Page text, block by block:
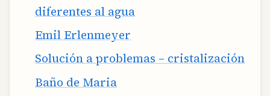
diferentes al agua
Emil Erlenmeyer
Solución a problemas – cristalización
Baño de Maria